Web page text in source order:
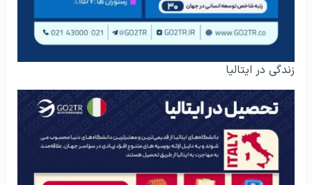
زندگی در ایتالیا